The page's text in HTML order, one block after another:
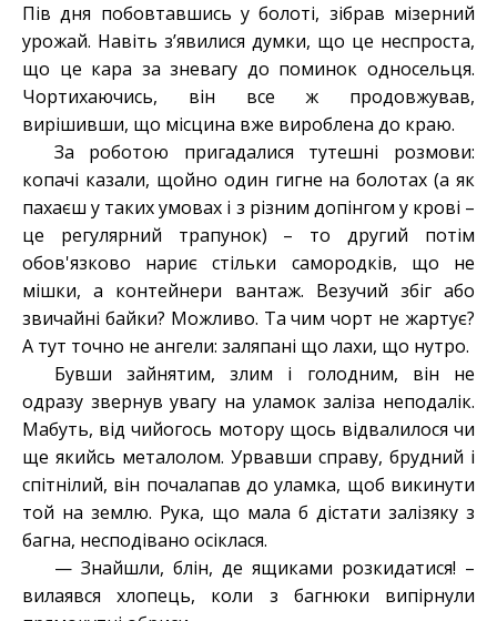
Пів дня побовтавшись у болоті, зібрав мізерний
урожай. Навіть з’явилися думки, що це неспроста,
що це кара за зневагу до поминок односельця.
Чортихаючись, він все ж продовжував,
вирішивши, що місцина вже вироблена до краю.
За роботою пригадалися тутешні розмови:
копачі казали, щойно один гигне на болотах (а як
пахаєш у таких умовах і з різним допінгом у крові –
це регулярний трапунок) – то другий потім
обов'язково нариє стільки самородків, що не
мішки, а контейнери вантаж. Везучий збіг або
звичайні байки? Можливо. Та чим чорт не жартує?
А тут точно не ангели: заляпані що лахи, що нутро.
Бувши зайнятим, злим і голодним, він не
одразу звернув увагу на уламок заліза неподалік.
Мабуть, від чийогось мотору щось відвалилося чи
ще якийсь металолом. Урвавши справу, брудний і
спітнілий, він почалапав до уламка, щоб викинути
той на землю. Рука, що мала б дістати залізяку з
багна, несподівано осіклася.
— Знайшли, блін, де ящиками розкидатися! –
вилаявся хлопець, коли з багнюки випірнули